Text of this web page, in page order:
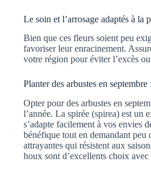
Le soin et l’arrosage adaptés à la
Bien que ces fleurs soient peu
favoriser leur enracinement.
votre région pour éviter l’excès
Planter des arbustes en
Opter pour des arbustes en
l’année. La spirée (spirea) est un
s’adapte facilement à vos envies
bénéfique tout en demandant
attrayantes qui résistent aux
houx sont d’excellents choix